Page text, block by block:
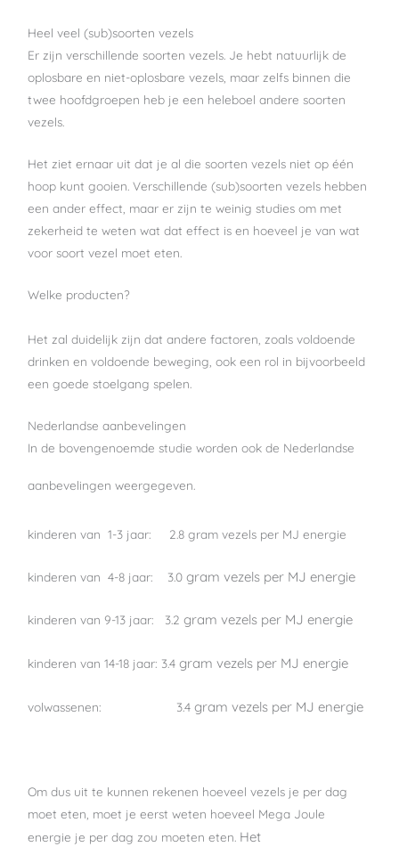
Heel veel (sub)soorten vezels
Er zijn verschillende soorten vezels. Je hebt natuurlijk de
oplosbare en niet-oplosbare vezels, maar zelfs binnen die
twee hoofdgroepen heb je een heleboel andere soorten
vezels.
Het ziet ernaar uit dat je al die soorten vezels niet op één
hoop kunt gooien. Verschillende (sub)soorten vezels hebben
een ander effect, maar er zijn te weinig studies om met
zekerheid te weten wat dat effect is en hoeveel je van wat
voor soort vezel moet eten.
Welke producten?
Het zal duidelijk zijn dat andere factoren, zoals voldoende
drinken en voldoende beweging, ook een rol in bijvoorbeeld
een goede stoelgang spelen.
Nederlandse aanbevelingen
In de bovengenoemde studie worden ook de Nederlandse
aanbevelingen weergegeven.
kinderen van 1-3 jaar: 2.8 gram vezels per MJ energie
kinderen van 4-8 jaar: 3.0gram vezels per MJ energie
kinderen van 9-13 jaar: 3.2gram vezels per MJ energie
kinderen van 14-18 jaar: 3.4gram vezels per MJ energie
volwassenen: 3.4gram vezels per MJ energie
Om dus uit te kunnen rekenen hoeveel vezels je per dag
moet eten, moet je eerst weten hoeveel Mega Joule
energie je per dag zou moeten eten. Het